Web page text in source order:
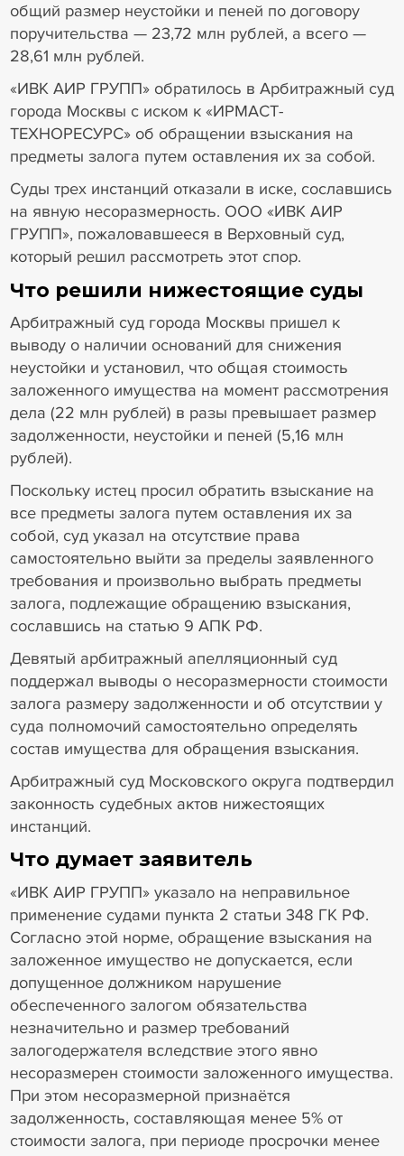
общий размер неустойки и пеней по договору
поручительства — 23,72 млн рублей, а всего —
28,61 млн рублей.
«ИВК АИР ГРУПП» обратилось в Арбитражный суд
города Москвы с иском к «ИРМАСТ-
ТЕХНОРЕСУРС» об обращении взыскания на
предметы залога путем оставления их за собой.
Суды трех инстанций отказали в иске, сославшись
на явную несоразмерность. ООО «ИВК АИР
ГРУПП», пожаловавшееся в Верховный суд,
который решил рассмотреть этот спор.
Что решили нижестоящие суды
Арбитражный суд города Москвы пришел к
выводу о наличии оснований для снижения
неустойки и установил, что общая стоимость
заложенного имущества на момент рассмотрения
дела (22 млн рублей) в разы превышает размер
задолженности, неустойки и пеней (5,16 млн
рублей).
Поскольку истец просил обратить взыскание на
все предметы залога путем оставления их за
собой, суд указал на отсутствие права
самостоятельно выйти за пределы заявленного
требования и произвольно выбрать предметы
залога, подлежащие обращению взыскания,
сославшись на статью 9 АПК РФ.
Девятый арбитражный апелляционный суд
поддержал выводы о несоразмерности стоимости
залога размеру задолженности и об отсутствии у
суда полномочий самостоятельно определять
состав имущества для обращения взыскания.
Арбитражный суд Московского округа подтвердил
законность судебных актов нижестоящих
инстанций.
Что думает заявитель
«ИВК АИР ГРУПП» указало на неправильное
применение судами пункта 2 статьи 348 ГК РФ.
Согласно этой норме, обращение взыскания на
заложенное имущество не допускается, если
допущенное должником нарушение
обеспеченного залогом обязательства
незначительно и размер требований
залогодержателя вследствие этого явно
несоразмерен стоимости заложенного имущества.
При этом несоразмерной признаётся
задолженность, составляющая менее 5% от
стоимости залога, при периоде просрочки менее